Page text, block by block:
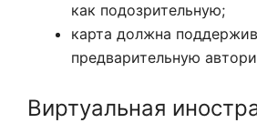
как подозрительную;
карта должна
предварительную
Виртуальная